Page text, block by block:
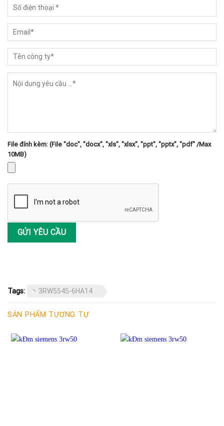
File đính kèm: (File "doc", "docx", "xls", "xlsx", "ppt", "pptx", "pdf" /Max
10MB)
Tags: 3RW5545-6HA14
SẢN PHẨM TƯƠNG TỰ